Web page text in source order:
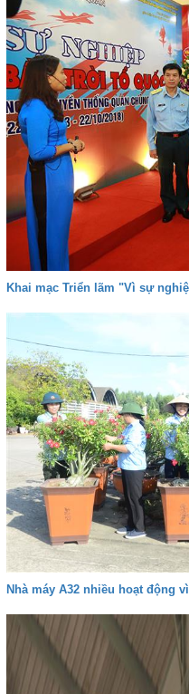
Khai mạc Triển lãm "Vì sự
Nhà máy A32 nhiều hoạt động